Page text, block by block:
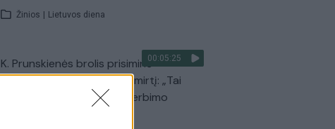
Žinios Lietuvos diena
00:05:25
K. Prunskienės brolis prisiminė
jaudinančią akimirką prieš mirtį: „Tai
buvo simbolinis mūsų pagerbimo